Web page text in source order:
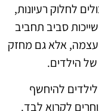
לחלוק רעיונות,
סביב תחביב
אלא גם מחזק
הילדים.
להיחשף
לקרוא לבד.